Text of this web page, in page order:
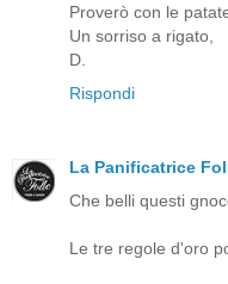
Proverò con le
Un sorriso a rigato,
D.
Rispondi
La Panificatrice
Che belli questi
Le tre regole d'oro